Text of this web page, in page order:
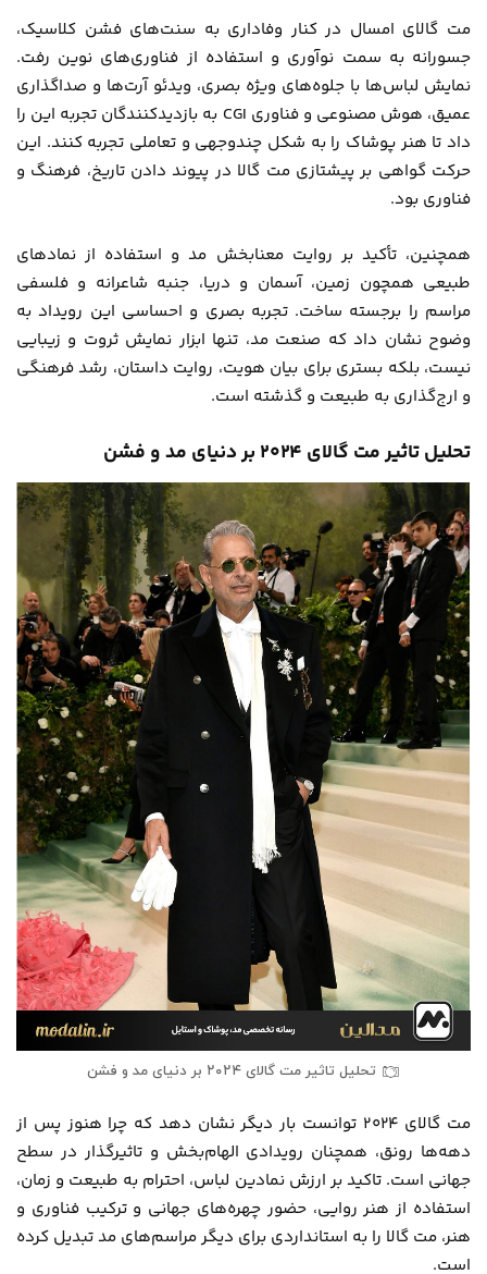
مت گالای امسال در کنار وفاداری به سنت‌های فشن کلاسیک،
جسورانه به سمت نوآوری و استفاده از فناوری‌های نوین رفت.
نمایش لباس‌ها با جلوه‌های ویژه بصری، ویدئو آرت‌ها و صداگذاری
عمیق، هوش مصنوعی و فناوری CGI به بازدیدکنندگان تجربه این را
داد تا هنر پوشاک را به شکل چندوجهی و تعاملی تجربه کنند. این
حرکت گواهی بر پیشتازی مت گالا در پیوند دادن تاریخ، فرهنگ و
فناوری بود.
همچنین، تأکید بر روایت معنابخش مد و استفاده از نمادهای
طبیعی همچون زمین، آسمان و دریا، جنبه شاعرانه و فلسفی
مراسم را برجسته ساخت. تجربه بصری و احساسی این رویداد به
وضوح نشان داد که صنعت مد، تنها ابزار نمایش ثروت و زیبایی
نیست، بلکه بستری برای بیان هویت، روایت داستان، رشد فرهنگی
و ارج‌گذاری به طبیعت و گذشته است.
تحلیل تاثیر مت گالای ۲۰۲۴ بر دنیای مد و فشن
تحلیل تاثیر مت گالای ۲۰۲۴ بر دنیای مد و فشن
مت گالای ۲۰۲۴ توانست بار دیگر نشان دهد که چرا هنوز پس از
دهه‌ها رونق، همچنان رویدادی الهام‌بخش و تاثیرگذار در سطح
جهانی است. تاکید بر ارزش نمادین لباس، احترام به طبیعت و زمان،
استفاده از هنر روایی، حضور چهره‌های جهانی و ترکیب فناوری و
هنر، مت گالا را به استانداردی برای دیگر مراسم‌های مد تبدیل کرده
است.